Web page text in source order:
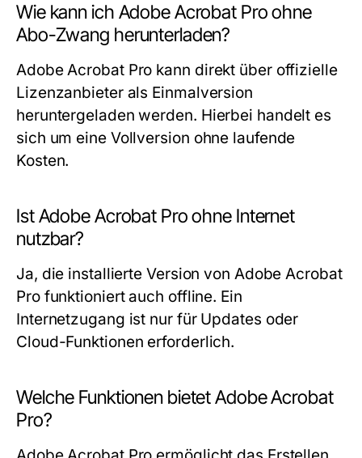
Wie kann ich Adobe Acrobat Pro ohne
Abo-Zwang herunterladen?
Adobe Acrobat Pro kann direkt über offizielle
Lizenzanbieter als Einmalversion
heruntergeladen werden. Hierbei handelt es
sich um eine Vollversion ohne laufende
Kosten.
Ist Adobe Acrobat Pro ohne Internet
nutzbar?
Ja, die installierte Version von Adobe Acrobat
Pro funktioniert auch offline. Ein
Internetzugang ist nur für Updates oder
Cloud-Funktionen erforderlich.
Welche Funktionen bietet Adobe Acrobat
Pro?